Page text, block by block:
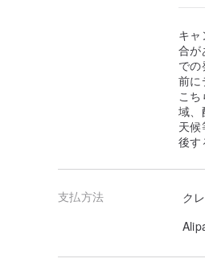
キャ
合が
での
前に
こち
域、
天
後す
支払方法
ク